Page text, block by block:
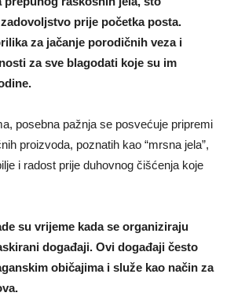
prije početka posta.
za jačanje porodičnih veza i
za sve blagodati koje su im
posebna pažnja se posvećuje pripremi
proizvoda, poznatih kao “mrsna jela”,
i radost prije duhovnog čišćenja koje
su vrijeme kada se organiziraju
događaji. Ovi događaji često
običajima i služe kao način za